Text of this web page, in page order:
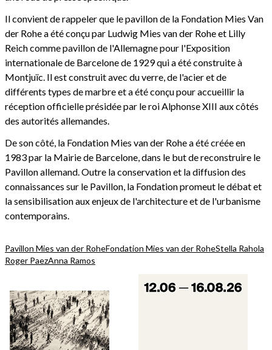
Il convient de rappeler que le pavillon de la Fondation Mies Van
der Rohe a été conçu par Ludwig Mies van der Rohe et Lilly
Reich comme pavillon de l'Allemagne pour l'Exposition
internationale de Barcelone de 1929 qui a été construite à
Montjuïc. Il est construit avec du verre, de l'acier et de
différents types de marbre et a été conçu pour accueillir la
réception officielle présidée par le roi Alphonse XIII aux côtés
des autorités allemandes.
De son côté, la Fondation Mies van der Rohe a été créée en
1983 par la Mairie de Barcelone, dans le but de reconstruire le
Pavillon allemand. Outre la conservation et la diffusion des
connaissances sur le Pavillon, la Fondation promeut le débat et
la sensibilisation aux enjeux de l'architecture et de l'urbanisme
contemporains.
Pavillon Mies van der RoheFondation Mies van der RoheStella Rahola
Roger PaezAnna Ramos